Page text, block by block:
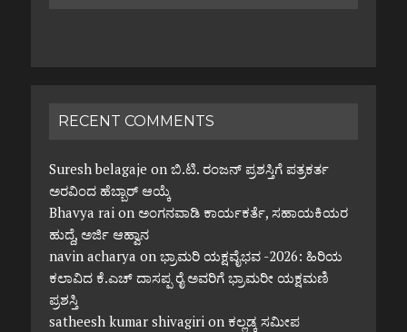
RECENT COMMENTS
Suresh belagaje on ಬಿ.ಟಿ. ರಂಜನ್ ಪ್ರಶಸ್ತಿಗೆ ಪತ್ರಕರ್ತ
ಅರವಿಂದ ಹೆಬ್ಬಾರ್ ಆಯ್ಕೆ
Bhavya raion ಅಂಗನವಾಡಿ ಕಾರ್ಯಕರ್ತೆ, ಸಹಾಯಕಿಯರ
ಹುದ್ದೆ, ಅರ್ಜಿ ಆಹ್ವಾನ
navin acharya on ಭ್ರಾಮರಿ ಯಕ್ಷವೈಭವ -2026: ಹಿರಿಯ
ಕಲಾವಿದ ಕೆ.ಎಚ್ ದಾಸಪ್ಪ ರೈ ಅವರಿಗೆ ಭ್ರಾಮರೀ ಯಕ್ಷಮಣಿ
ಪ್ರಶಸ್ತಿ
satheesh kumar shivagirion ಕಲ್ಲಡ್ಕ ಸಮೀಪ